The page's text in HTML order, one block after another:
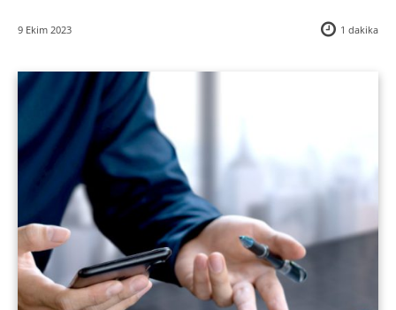
9 Ekim 2023 1 dakika